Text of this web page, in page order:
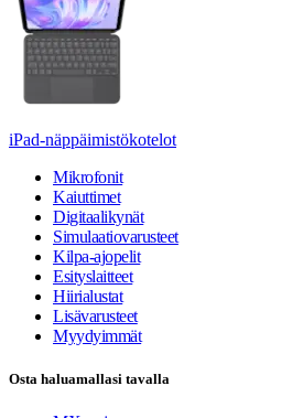
iPad-näppäimistökotelot
Mikrofonit
Kaiuttimet
Digitaalikynät
Simulaatiovarusteet
Kilpa-ajopelit
Esityslaitteet
Hiirialustat
Lisävarusteet
Myydyimmät
Osta haluamallasi tavalla